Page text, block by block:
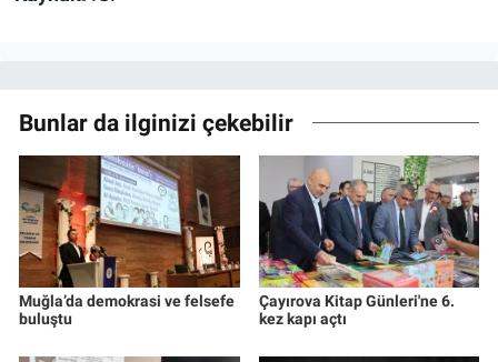
Bunlar da ilginizi çekebilir
Muğla’da demokrasi ve felsefe
buluştu
Çayırova Kitap Günleri'ne 6.
kez kapı açtı